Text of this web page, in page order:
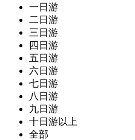
一日游
二日游
三日游
四日游
五日游
六日游
七日游
八日游
九日游
十日游以上
全部